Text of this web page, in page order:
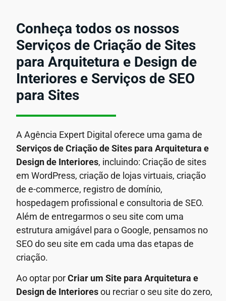
Conheça todos os nossos
Serviços de Criação de Sites
para Arquitetura e Design de
Interiores e Serviços de SEO
para Sites
A Agência Expert Digital oferece uma gama de
Serviços de Criação de Sites para Arquitetura e
Design de Interiores, incluindo: Criação de sites
em WordPress, criação de lojas virtuais, criação
de e-commerce, registro de domínio,
hospedagem profissional e consultoria de SEO.
Além de entregarmos o seu site com uma
estrutura amigável para o Google, pensamos no
SEO do seu site em cada uma das etapas de
criação.
Ao optar porCriar um Site para Arquitetura e
Design de Interioresou recriar o seu site do zero,